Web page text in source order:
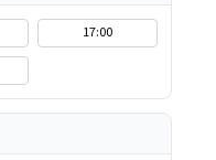
17:00